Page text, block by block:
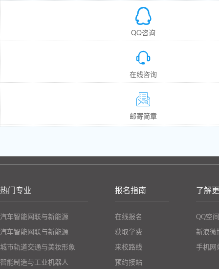

QQ咨询

在线咨询

邮寄简章
热门专业
汽车智能网联与新能源
汽车智能网联与新能源
城市轨道交通与美妆形象
智能制造与工业机器人
报名指南
在线报名
获取学费
来校路线
预约接站
了解
QQ空间
新浪微
手机网